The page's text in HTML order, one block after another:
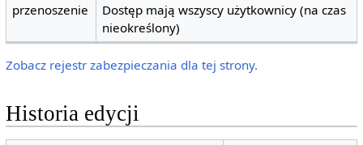
przenoszenie
Dostęp mają wszyscy użytkownicy (na czas
nieokreślony)
Zobacz rejestr zabezpieczania dla tej strony.
Historia edycji